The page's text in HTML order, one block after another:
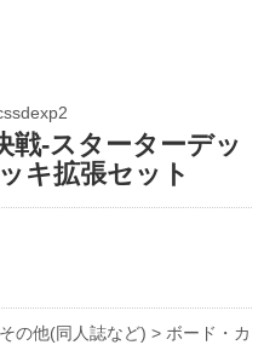
戦-スターターデッ
キ拡張セット
その他(同人誌など) > ボード・カ